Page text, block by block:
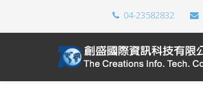
04-23582832